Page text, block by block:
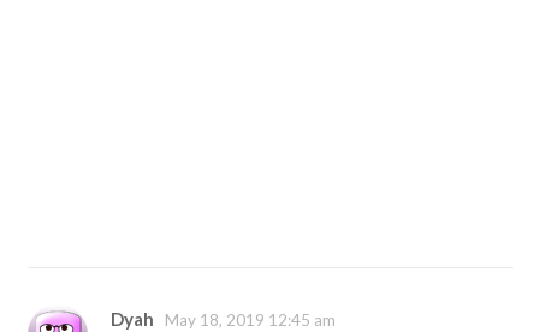
Dyah May 18, 2019 12:45 am